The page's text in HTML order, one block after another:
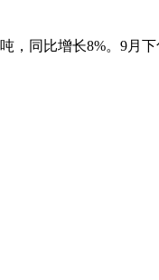
，同比增长8%。9月